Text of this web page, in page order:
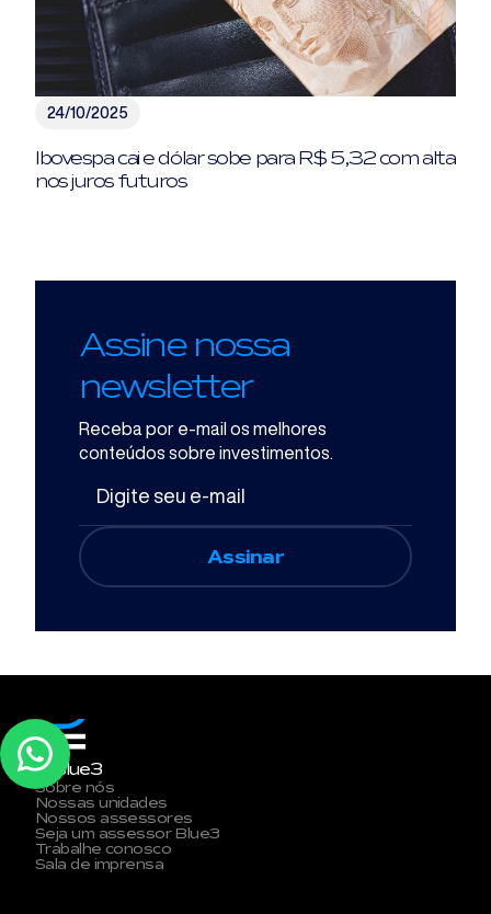
24/10/2025
Ibovespa cai e dólar sobe para R$ 5,32 com alta
nos juros futuros
Assine nossa
newsletter
Receba por e-mail os melhores
conteúdos sobre investimentos.
A Blue3
Sobre nós
Nossas unidades
Nossos assessores
Seja um assessor Blue3
Trabalhe conosco
Sala de imprensa